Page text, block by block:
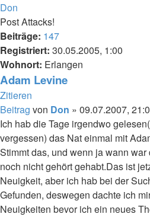
Don
Post Attacks!
Beiträge: 147
Registriert: 30.05.2005, 1:00
Wohnort: Erlangen
Adam Levine
Zitieren
Beitrag von Don » 09.07.2007,
Ich hab die Tage irgendwo
vergessen) das Nat einmal mit
Stimmt das, und wenn ja wann
noch nicht gehört gehabt.Das ist
Neuigkeit, aber ich hab bei der
Gefunden, deswegen dachte ich
Neuigkeiten bevor ich ein neues